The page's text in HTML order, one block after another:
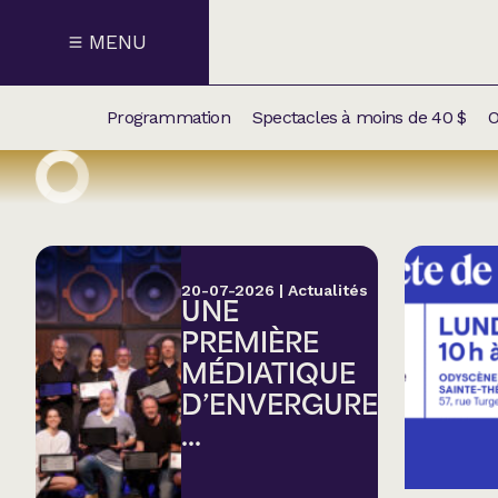
MENU
NOS
Humour
Programmation Spectacles à moins de 40 $
20-07-2026 | Actualités
UNE
PREMIÈRE
MÉDIATIQUE
D’ENVERGURE
...